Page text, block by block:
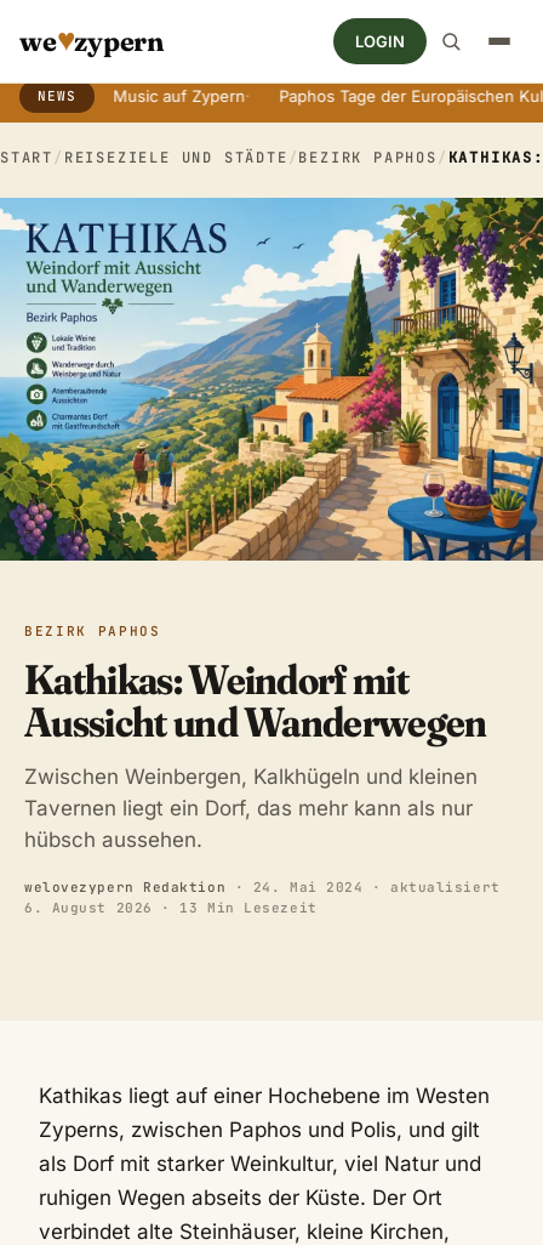
we♥zypern LOGIN
NEWS
Breaking News Ticker
Music auf Zypern· Paphos Tage der Europäischen Kultur·
START/ REISEZIELE UND STÄDTE/BEZIRK PAPHOS/
BEZIRK PAPHOS
Kathikas: Weindorf mit
Aussicht und Wanderwegen
Zwischen Weinbergen, Kalkhügeln und kleinen
Tavernen liegt ein Dorf, das mehr kann als nur
hübsch aussehen.
welovezypern Redaktion · 24. Mai 2024 · aktualisiert
6. August 2026
· 13 Min Lesezeit
Kathikas liegt auf einer Hochebene im Westen
Zyperns, zwischen Paphos und Polis, und gilt
als Dorf mit starker Weinkultur, viel Natur und
ruhigen Wegen abseits der Küste. Der Ort
verbindet alte Steinhäuser, kleine Kirchen,